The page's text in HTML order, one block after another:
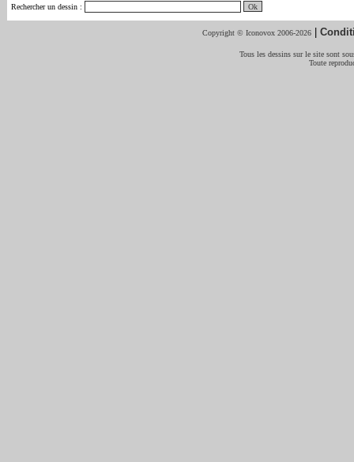
Rechercher un dessin :
Copyright © Iconovox 2006-2026 |
Tous les dessins sur le site sont
Toute